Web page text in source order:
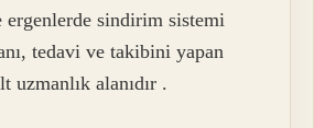
ergenlerde sindirim sistemi
tedavi ve takibini yapan
uzmanlık alanıdır .